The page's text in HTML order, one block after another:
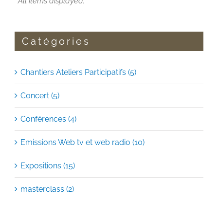
Chantiers Ateliers Participatifs (5)
Concert (5)
Conférences (4)
Emissions Web tv et web radio (10)
Expositions (15)
masterclass (2)
Programme 2011 (1)